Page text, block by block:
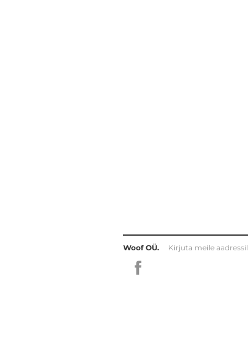
Woof OÜ. Kirjuta meile aadressil